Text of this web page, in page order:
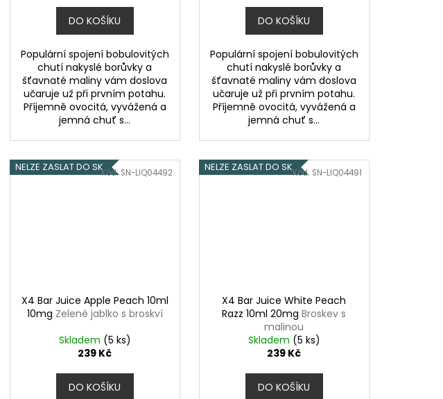
DO KOŠÍKU
Populární spojení bobulovitých
chutí nakyslé borůvky a
šťavnaté maliny vám doslova
učaruje už při prvním potahu.
Příjemně ovocitá, vyvážená a
jemná chuť s...
DO KOŠÍKU
Populární spojení bobulovitých
chutí nakyslé borůvky a
šťavnaté maliny vám doslova
učaruje už při prvním potahu.
Příjemně ovocitá, vyvážená a
jemná chuť s...
NELZE ZASLAT DO SK
X4 Bar Juice Apple Peach 10ml
10mg Zelené jablko s broskví
Skladem (5 ks)
239 Kč
DO KOŠÍKU
Kód:SN-LIQ04492 NELZE ZASLAT DO SK
X4 Bar Juice White Peach
Razz 10ml 20mgBroskev s
malinou
Skladem (5 ks)
239 Kč
DO KOŠÍKU
Kód: SN-LIQ04491